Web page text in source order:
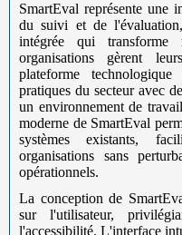
SmartEval représente une
du suivi et de
intégrée qui
organisations gèrent
plateforme
pratiques du secteur avec
un environnement de
moderne de SmartEval
systèmes existants,
organisations sans
opérationnels.
La conception de
sur l'utilisateur,
l'accessibilité. L'interface